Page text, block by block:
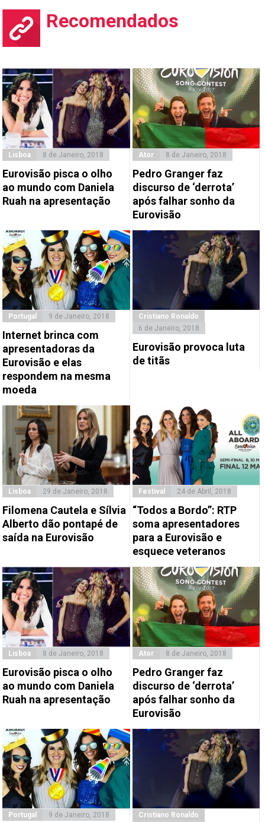
Recomendados
Lisboa 8 de Janeiro, 2018
Eurovisão pisca o olho
ao mundo com Daniela
Ruah na apresentação
Ator 8 de Janeiro, 2018
Pedro Granger faz
discurso de ‘derrota’
após falhar sonho da
Eurovisão
Portugal 9 de Janeiro, 2018
Internet brinca com
apresentadoras da
Eurovisão e elas
respondem na mesma
moeda
Cristiano Ronaldo
6 de Janeiro, 2018
Eurovisão provoca luta
de titãs
Lisboa 29 de Janeiro, 2018
Filomena Cautela e Sílvia
Alberto dão pontapé de
saída na Eurovisão
Festival 24 de Abril, 2018
“Todos a Bordo”: RTP
soma apresentadores
para a Eurovisão e
esquece veteranos
Lisboa 8 de Janeiro, 2018
Eurovisão pisca o olho
ao mundo com Daniela
Ruah na apresentação
Ator 8 de Janeiro, 2018
Pedro Granger faz
discurso de ‘derrota’
após falhar sonho da
Eurovisão
Portugal 9 de Janeiro, 2018
Cristiano Ronaldo